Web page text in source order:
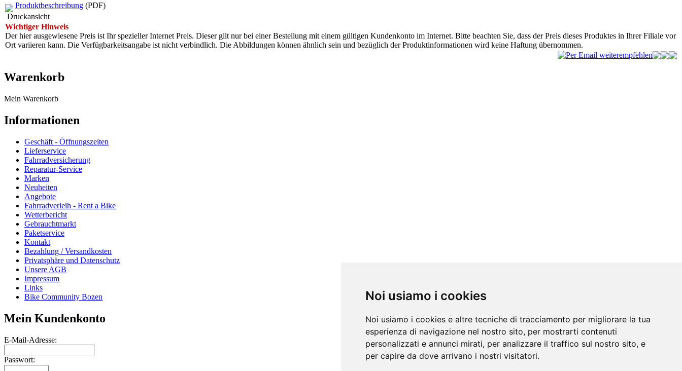
Noi usiamo i cookies
Noi usiamo i cookies e altre tecniche di tracciamento per migliorare la tua
esperienza di navigazione nel nostro sito, per mostrarti contenuti
personalizzati e annunci mirati, per analizzare il traffico sul nostro sito, e
per capire da dove arrivano i nostri visitatori.
Produktbeschreibung (PDF)
Druckansicht
Wichtiger Hinweis
Der hier ausgewiesene Preis ist Ihr spezieller Internet Preis. Dieser gilt nur bei einer Bestellung mit einem gültigen Kundenkonto im Internet. Bitte beachten Sie, dass der Preis dieses Produktes in Ihrer Filiale vor
Ort variieren kann. Die Verfügbarkeitsangabe ist nicht verbindlich. Die Abbildungen können ähnlich sein und bezüglich der Produktinformationen wird keine Haftung übernommen.
Warenkorb
Mein Warenkorb
Informationen
Geschäft - Öffnungszeiten
Lieferservice
Fahrradversicherung
Reparatur-Service
Marken
Neuheiten
Angebote
Fahrradverleih - Rent a Bike
Wetterbericht
Gebrauchtmarkt
Paketservice
Kontakt
Bezahlung / Versandkosten
Privatsphäre und Datenschutz
Unsere AGB
Impressum
Links
Bike Community Bozen
Mein Kundenkonto
E-Mail-Adresse:
Passwort: